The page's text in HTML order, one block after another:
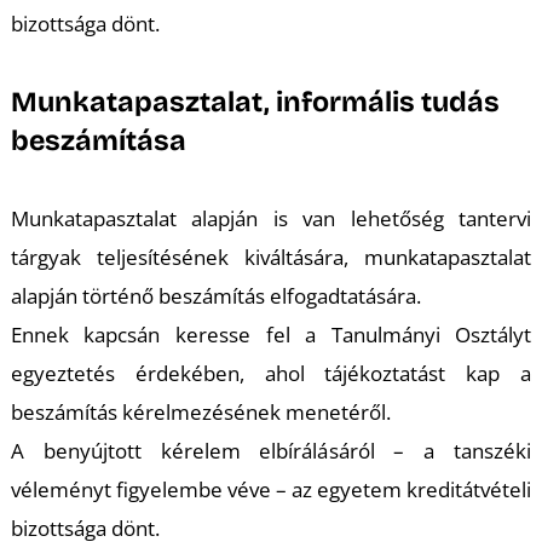
bizottsága dönt.
Munkatapasztalat, informális tudás
beszámítása
Munkatapasztalat alapján is van lehetőség tantervi
tárgyak teljesítésének kiváltására, munkatapasztalat
alapján történő beszámítás elfogadtatására.
Ennek kapcsán keresse fel a Tanulmányi Osztályt
egyeztetés érdekében, ahol tájékoztatást kap a
beszámítás kérelmezésének menetéről.
A benyújtott kérelem elbírálásáról – a tanszéki
véleményt figyelembe véve – az egyetem kreditátvételi
bizottsága dönt.